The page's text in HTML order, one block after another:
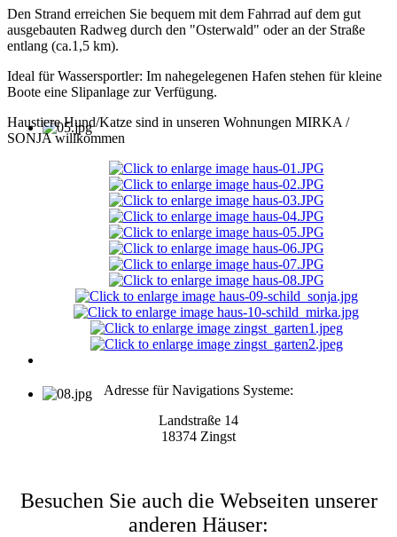
Den Strand erreichen Sie bequem mit dem Fahrrad auf dem gut
ausgebauten Radweg durch den "Osterwald" oder an der Straße
entlang (ca.1,5 km).
Ideal für Wassersportler: Im nahegelegenen Hafen stehen für kleine
Boote eine Slipanlage zur Verfügung.
Haustiere Hund/Katze sind in unseren Wohnungen MIRKA /
SONJA willkommen
Adresse für Navigations Systeme:
Landstraße 14
18374 Zingst
Besuchen Sie auch die Webseiten unserer
anderen Häuser: